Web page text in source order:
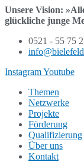
Zum
Inhalt
Unsere Vision:
glückliche junge
0521 - 55 75
InstagramYoutube
Themen
Netzwerke
Projekte
Förderung
Qualifizierung
Über uns
Kontakt